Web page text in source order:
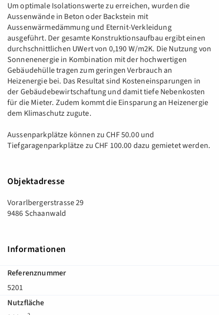
Um optimale Isolationswerte zu erreichen, wurden die
Aussenwände in Beton oder Backstein mit
Aussenwärmedämmung und Eternit-Verkleidung
ausgeführt. Der gesamte Konstruktionsaufbau ergibt einen
durchschnittlichen UWert von 0,190 W/m2K. Die Nutzung von
Sonnenenergie in Kombination mit der hochwertigen
Gebäudehülle tragen zum geringen Verbrauch an
Heizenergie bei. Das Resultat sind Kosteneinsparungen in
der Gebäudebewirtschaftung und damit tiefe Nebenkosten
für die Mieter. Zudem kommt die Einsparung an Heizenergie
dem Klimaschutz zugute.
Aussenparkplätze können zu CHF 50.00 und
Tiefgaragenparkplätze zu CHF 100.00 dazu gemietet werden.
Objektadresse
Vorarlbergerstrasse 29
9486 Schaanwald
Informationen
Referenznummer
5201
Nutzfläche